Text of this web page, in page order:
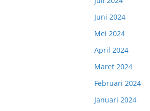
Juni 2024
Mei 2024
April 2024
Maret 2024
Februari 2024
Januari 2024